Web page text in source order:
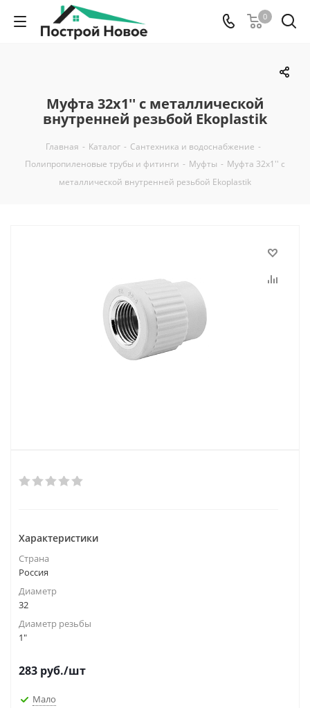
0
Муфта 32x1'' с металлической
внутренней резьбой Ekoplastik
Главная - Каталог - Сантехника и водоснабжение -
Полипропиленовые трубы и фитинги - Муфты - Муфта 32x1'' с
металлической внутренней резьбой Ekoplastik
Характеристики
Страна
Россия
Диаметр
32
Диаметр резьбы
1"
283 руб./шт
Мало